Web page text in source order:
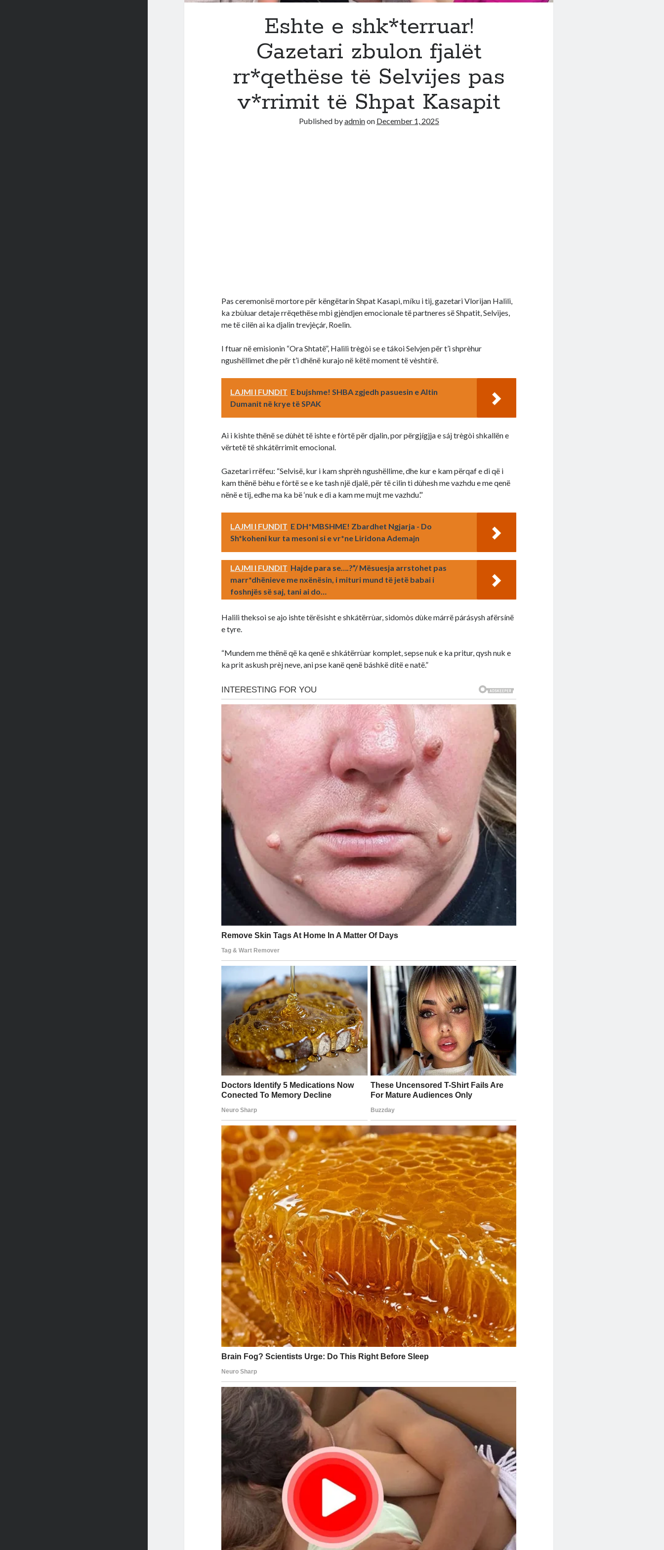
Eshte e shk*terruar!
Gazetari zbulon fjalët
rr*qethëse të Selvijes pas
v*rrimit të Shpat Kasapit
Published byadminon December 1, 2025
Pas ceremonisë mortore për këngëtarin Shpat Kasapi, míku i tij, gazetari Vlorijan Halili,
ka zbùluar detaje rrëqethëse mbi gjèndjen emocionale të partneres së Shpatit, Selvijes,
me të cilën ai ka djalin trevjèçár, Roelin.
I ftuar në emisionin “Ora Shtatë”, Halili trègòi se e tákoi Selvjen për t’i shprèhur
ngushëllimet dhe për t’i dhënë kurajo në këtë moment të vèshtírë.
LAJMI I FUNDIT E bujshme! SHBA zgjedh pasuesin e Altin
Dumanit në krye të SPAK
Ai i kishte thënë se dùhèt të ishte e fòrtë për djalin, por përgjígjja e sáj trègòi shkallën e
vërtetë të shkátërrimit emocional.
Gazetari rrëfeu: “Selvisë, kur i kam shprèh ngushëllime, dhe kur e kam përqaf e di që i
kam thënë bèhu e fòrtë se e ke tash një djalë, për të cilin ti dùhesh me vazhdu e me qenë
nënë e tij, edhe ma ka bë ‘nuk e di a kam me mujt me vazhdu’.”
LAJMI I FUNDIT E DH*MBSHME! Zbardhet Ngjarja - Do
Sh*koheni kur ta mesoni si e vr*ne Liridona Ademajn
LAJMI I FUNDIT Hajde para se….?”/ Mësuesja arrstohet pas
marr*dhënieve me nxënësin, i mituri mund të jetë babai i
foshnjës së saj, tani ai do…
Halili theksoi se ajo ishte tërësisht e shkátërrùar, sidomòs dùke márrë párásysh afërsínë
e tyre.
“Mundem me thënë që ka qenë e shkátërrùar komplet, sepse nuk e ka pritur, qysh nuk e
ka prit askush prèj neve, ani pse kanë qenë báshkë ditë e natë.”